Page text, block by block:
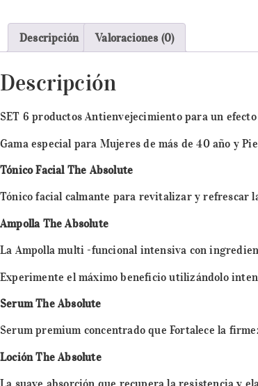
Descripción Valoraciones (0)
Descripción
SET 6 productos Antienvejecimiento para un
Gama especial para Mujeres de más de 40 año y
Tónico Facial The Absolute
Tónico facial calmante para revitalizar y refrescar
Ampolla The Absolute
La Ampolla multi -funcional intensiva con
Experimente el máximo beneficio utilizándolo
Serum The Absolute
Serum premium concentrado que Fortalece la
Loción The Absolute